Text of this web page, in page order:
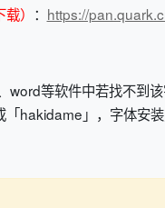
） ： https://
word等软件中若找不到
「hakidame」，字体安